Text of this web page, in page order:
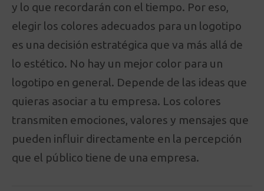
y lo que recordarán con el tiempo. Por eso,
elegir los colores adecuados para un logotipo
es una decisión estratégica que va más allá de
lo estético. No hay un mejor color para un
logotipo en general. Depende de las ideas que
quieras asociar a tu empresa. Los colores
transmiten emociones, valores y mensajes que
pueden influir directamente en la percepción
que el público tiene de una empresa.